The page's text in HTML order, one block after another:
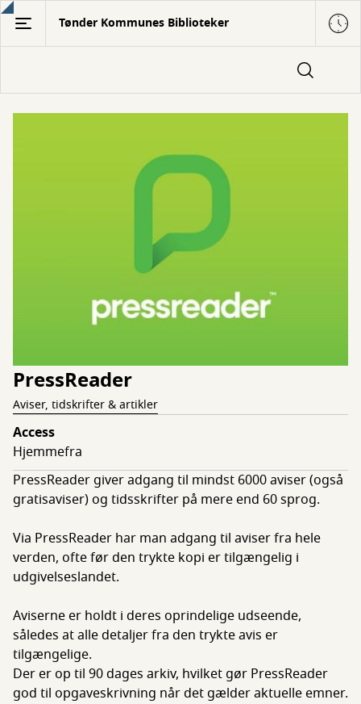
Gå
hovedindhold
Tønder Kommunes Biblioteker
PressReader
Aviser, tidskrifter & artikler
Access
Hjemmefra
PressReader giver adgang til mindst 6000 aviser (også
gratisaviser) og tidsskrifter på mere end 60 sprog.
Via PressReader har man adgang til aviser fra hele
verden, ofte før den trykte kopi er tilgængelig i
udgivelseslandet.
Aviserne er holdt i deres oprindelige udseende,
således at alle detaljer fra den trykte avis er
tilgængelige.
Der er op til 90 dages arkiv, hvilket gør PressReader
god til opgaveskrivning når det gælder aktuelle emner.